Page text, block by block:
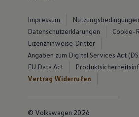
Impressum
Nutzungsbedingungen
Datenschutzerklärungen
Cookie-
Lizenzhinweise Dritter
Angaben zum Digital Services Act
EU Data Act
Vertrag Widerrufen
© Volkswagen 2026